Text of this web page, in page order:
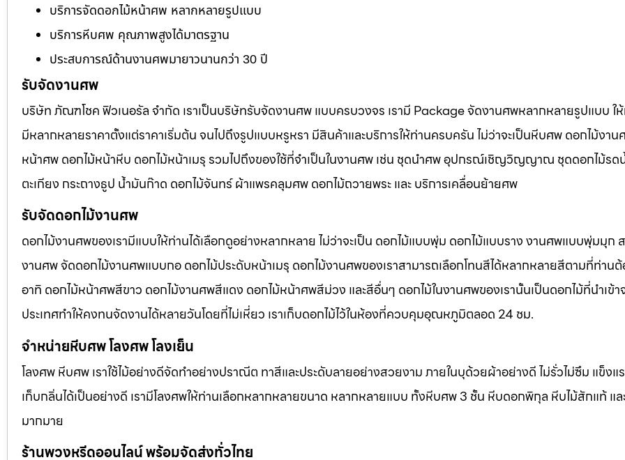
บริการจัดดอกไม้หน้าศพ หลากหลายรูปแบบ
บริการหีบศพ คุณภาพสูงได้มาตรฐาน
ประสบการณ์ด้านงานศพมายาวนานกว่า 30 ปี
รับจัดงานศพ
บริษัท ภัณฑโชค ฟิวเนอรัล จำกัด เราเป็นบริษัทรับจัดงานศพ แบบครบวงจร เรามี Package จัดงานศพหลากหลายรูปแบบ ใ
มีหลากหลายราคาตั้งแต่ราคาเริ่มต้น จนไปถึงรูปแบบหรูหรา มีสินค้าและบริการให้ท่านครบครัน ไม่ว่าจะเป็นหีบศพ ดอกไม้งา
หน้าศพ ดอกไม้หน้าหีบ ดอกไม้หน้าเมรุ รวมไปถึงของใช้ที่จำเป็นในงานศพ เช่น ชุดนำศพ อุปกรณ์เชิญวิญญาณ ชุดดอกไม้รด
ตะเกียง กระถางธูป น้ำมันก๊าด ดอกไม้จันทร์ ผ้าแพรคลุมศพ ดอกไม้ถวายพระ และ บริการเคลื่อนย้ายศพ
รับจัดดอกไม้งานศพ
ดอกไม้งานศพของเรามีแบบให้ท่านได้เลือกดูอย่างหลากหลาย ไม่ว่าจะเป็น ดอกไม้แบบพุ่ม ดอกไม้แบบราง งานศพแบบพุ่มมุก
งานศพ จัดดอกไม้งานศพแบบกอ ดอกไม้ประดับหน้าเมรุ ดอกไม้งานศพของเราสามารถเลือกโทนสีได้หลากหลายสีตามที่ท่าน
อาทิ ดอกไม้หน้าศพสีขาว ดอกไม้งานศพสีแดง ดอกไม้หน้าศพสีม่วง และสีอื่นๆ ดอกไม้ในงานศพของเรานั้นเป็นดอกไม้ที่นำเข้า
ประเทศทำให้คงทนจัดงานได้หลายวันโดยที่ไม่เหี่ยว เราเก็บดอกไม้ไว้ในห้องที่ควบคุมอุณหภูมิตลอด 24 ชม.
จำหน่ายหีบศพ โลงศพ โลงเย็น
โลงศพ หีบศพ เราใช้ไม้อย่างดีจัดทำอย่างปราณีต ทาสีและประดับลายอย่างสวยงาม ภายในบุด้วยผ้าอย่างดี ไม่รั่วไม่ซึม แข็งแ
เก็บกลิ่นได้เป็นอย่างดี เรามีโลงศพให้ท่านเลือกหลากหลายขนาด หลากหลายแบบ ทั้งหีบศพ 3 ชั้น หีบดอกพิกุล หีบไม้สักแท้ แ
มากมาย
ร้านพวงหรีดออนไลน์ พร้อมจัดส่งทั่วไทย